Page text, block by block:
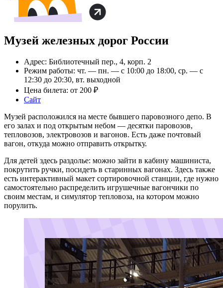
Музей железных дорог России
Адрес: Библиотечный пер., 4, корп. 2
Режим работы: чт. — пн. — с 10:00 до 18:00, ср. — с
12:30 до 20:30, вт. выходной
Цена билета: от 200 ₽
Сайт
Музей расположился на месте бывшего паровозного депо. В
его залах и под открытым небом — десятки паровозов,
тепловозов, электровозов и вагонов. Есть даже почтовый
вагон, откуда можно отправить открытку.
Для детей здесь раздолье: можно зайти в кабину машиниста,
покрутить ручки, посидеть в старинных вагонах. Здесь также
есть интерактивный макет сортировочной станции, где нужно
самостоятельно распределить игрушечные вагончики по
своим местам, и симулятор тепловоза, на котором можно
порулить.